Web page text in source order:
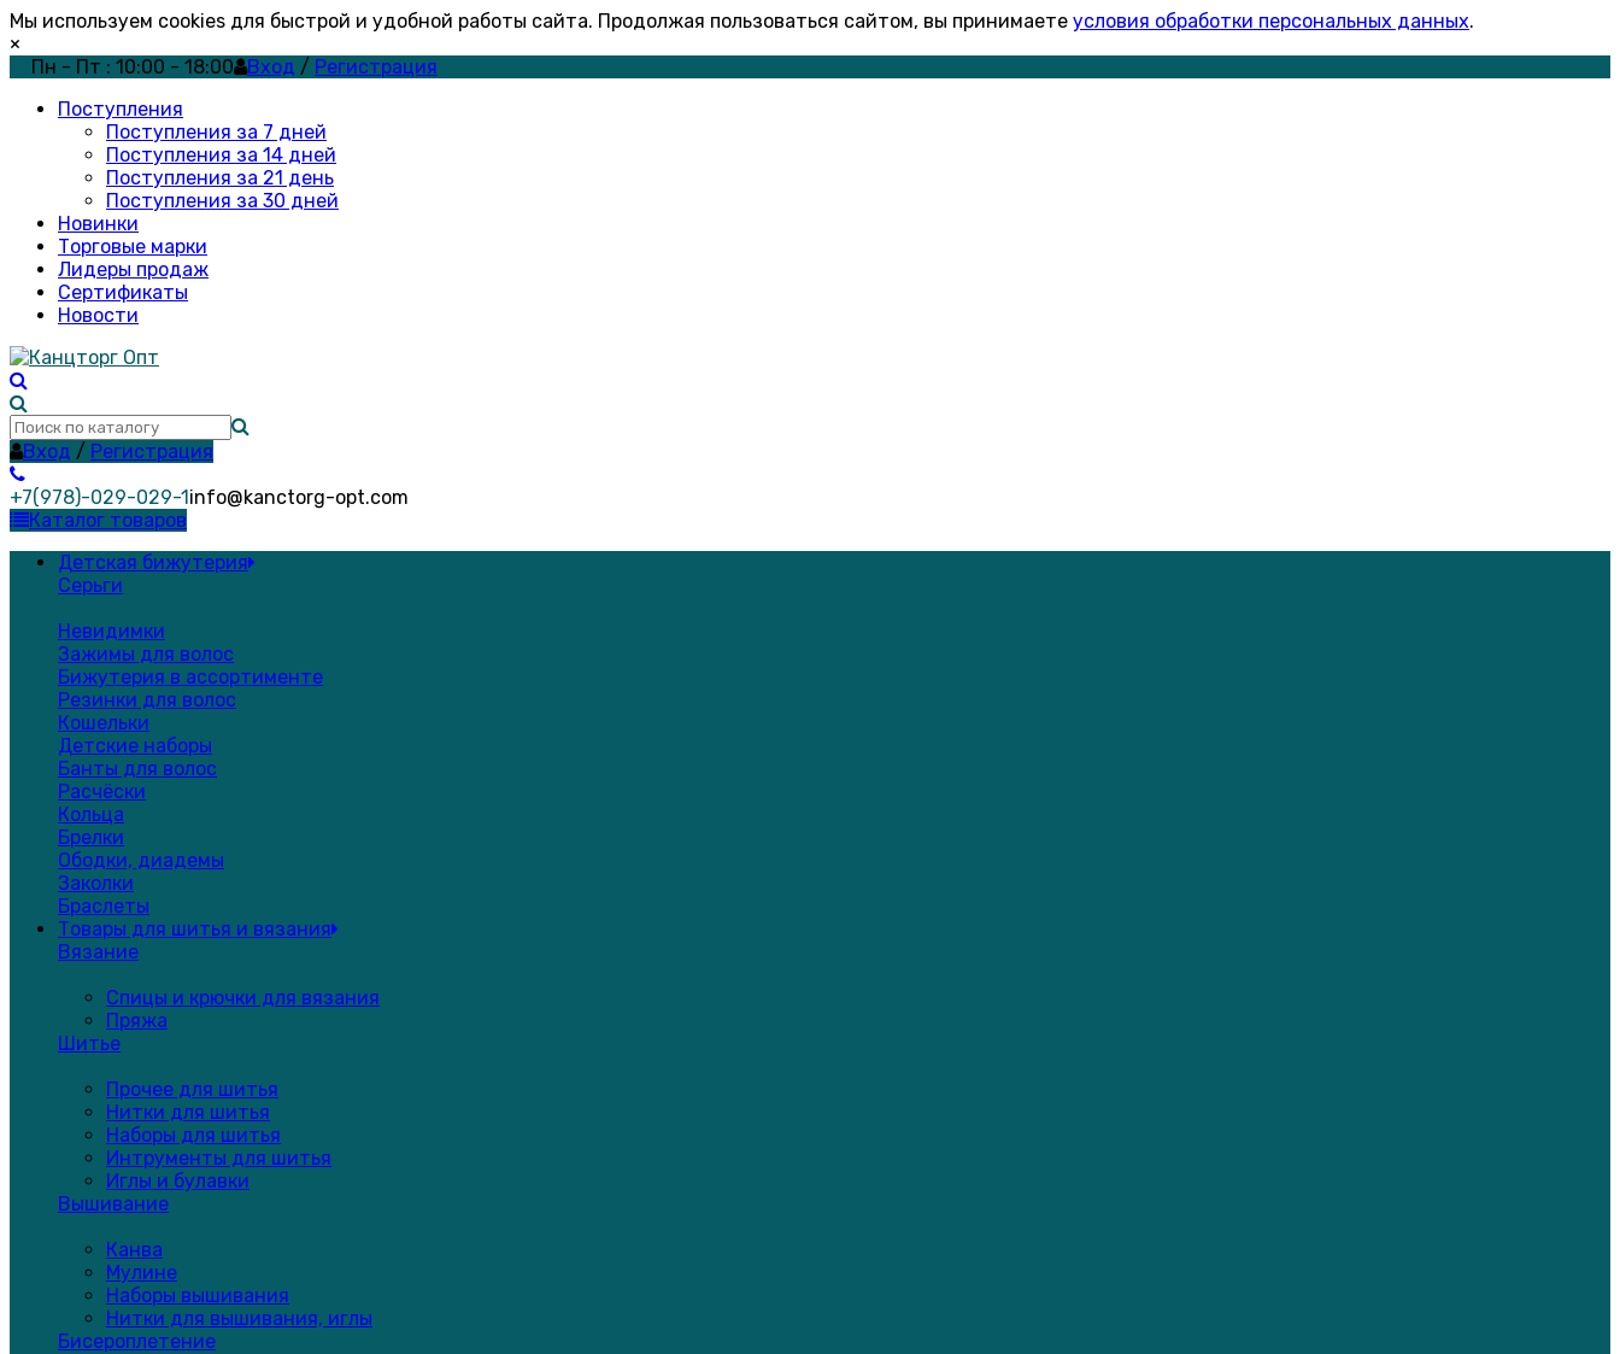
Мы используем cookies для быстрой и удобной работы сайта. Продолжая пользоваться сайтом, вы принимаете условия обработки персональных данных.
×
Пн - Пт : 10:00 - 18:00
Вход / Регистрация
Поступления
Поступления за 7 дней
Поступления за 14 дней
Поступления за 21 день
Поступления за 30 дней
Новинки
Торговые марки
Лидеры продаж
Сертификаты
Новости
Вход / Регистрация
+7(978)-029-029-1info@kanctorg-opt.com
Каталог товаров
Детская бижутерия
Серьги
Невидимки
Зажимы для волос
Бижутерия в ассортименте
Резинки для волос
Кошельки
Детские наборы
Банты для волос
Расчёски
Кольца
Брелки
Ободки, диадемы
Заколки
Браслеты
Товары для шитья и вязания
Вязание
Спицы и крючки для вязания
Пряжа
Шитье
Прочее для шитья
Нитки для шитья
Наборы для шитья
Интрументы для шитья
Иглы и булавки
Вышивание
Канва
Мулине
Наборы вышивания
Нитки для вышивания, иглы
Бисероплетение